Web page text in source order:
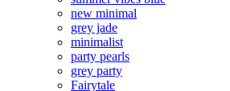
new minimal
grey jade
minimalist
party pearls
grey party
Fairytale